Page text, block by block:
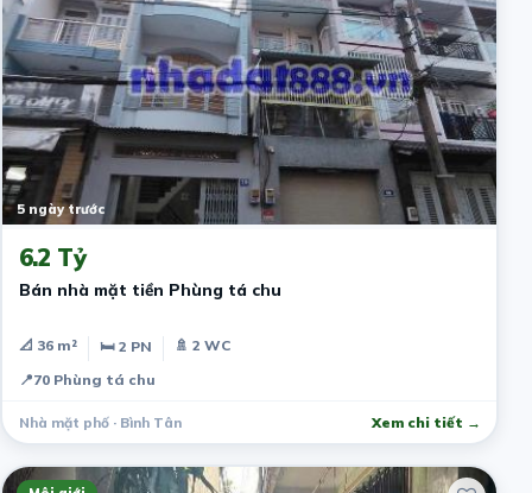
5 ngày trước
6.2 Tỷ
Bán nhà mặt tiền Phùng tá chu
📐 36 m² 🛏 2 PN
🚿 2 WC
📍70 Phùng tá chu
Nhà mặt phố · Bình Tân Xem chi tiết →